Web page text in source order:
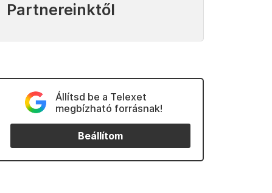
Partnereinktől
Állítsd be a Telexet
megbízható forrásnak!
Beállítom